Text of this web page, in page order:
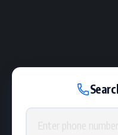
Phone number